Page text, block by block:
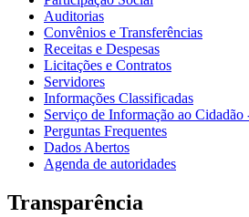
Auditorias
Convênios e Transferências
Receitas e Despesas
Licitações e Contratos
Servidores
Informações Classificadas
Serviço de Informação ao Cidadão
Perguntas Frequentes
Dados Abertos
Agenda de autoridades
Transparência